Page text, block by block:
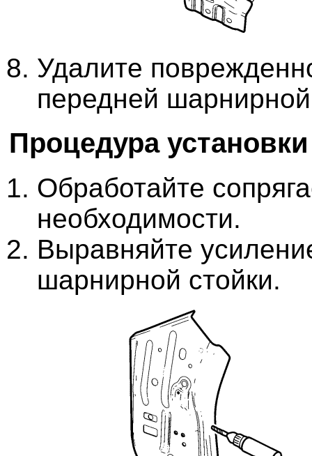
Удалите
передней
Процедура установки
Обработайте
необходимости.
Выравняйте
шарнирной стойки.